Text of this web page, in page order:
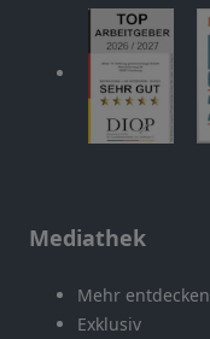
Mediathek
Mehr entdecken
Exklusiv